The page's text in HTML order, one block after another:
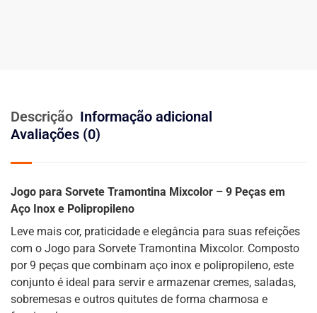
Descrição Informação adicional
Avaliações (0)
Jogo para Sorvete Tramontina Mixcolor – 9 Peças em
Aço Inox e Polipropileno
Leve mais cor, praticidade e elegância para suas refeições
com o Jogo para Sorvete Tramontina Mixcolor. Composto
por 9 peças que combinam aço inox e polipropileno, este
conjunto é ideal para servir e armazenar cremes, saladas,
sobremesas e outros quitutes de forma charmosa e